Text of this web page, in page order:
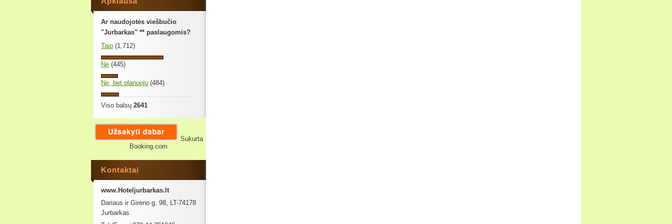
Ar naudojotės viešbučio
"Jurbarkas" ** paslaugomis?
Taip (1,712)
Ne (445)
Ne, bet planuoju (484)
Viso balsų 2641
Sukurta
Booking.com
Kontaktai
www.Hoteljurbarkas.lt
Dariaus ir Girėno g. 98, LT-74178
Jurbarkas